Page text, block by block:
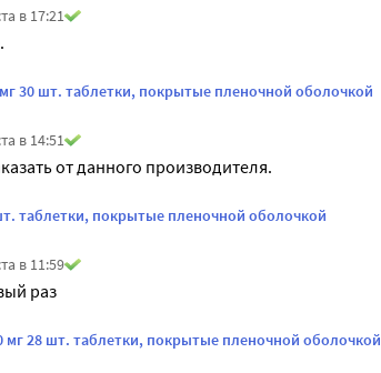
в 17:21
30 шт. таблетки, покрытые пленочной оболочкой
в 14:51
от данного производителя.
таблетки, покрытые пленочной оболочкой
в 11:59
раз
мг 28 шт. таблетки, покрытые пленочной оболочкой